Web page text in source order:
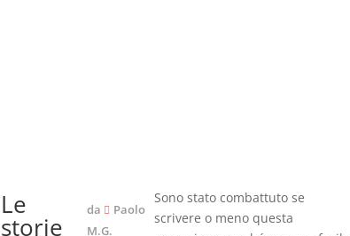
Le
storie
da
Paolo
M.G.
Sono stato combattuto se
scrivere o meno questa